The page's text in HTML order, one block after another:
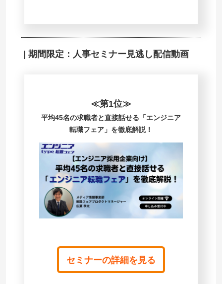
| 期間限定：人事セミナー見逃し配信動画
≪第1位≫
平均45名の求職者と直接話せる「エンジニア
転職フェア」を徹底解説！
セミナーの詳細を見る